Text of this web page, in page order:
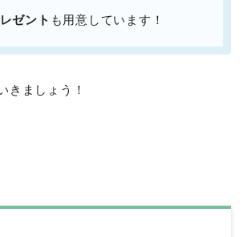
ゼント も用意しています！
きましょう！